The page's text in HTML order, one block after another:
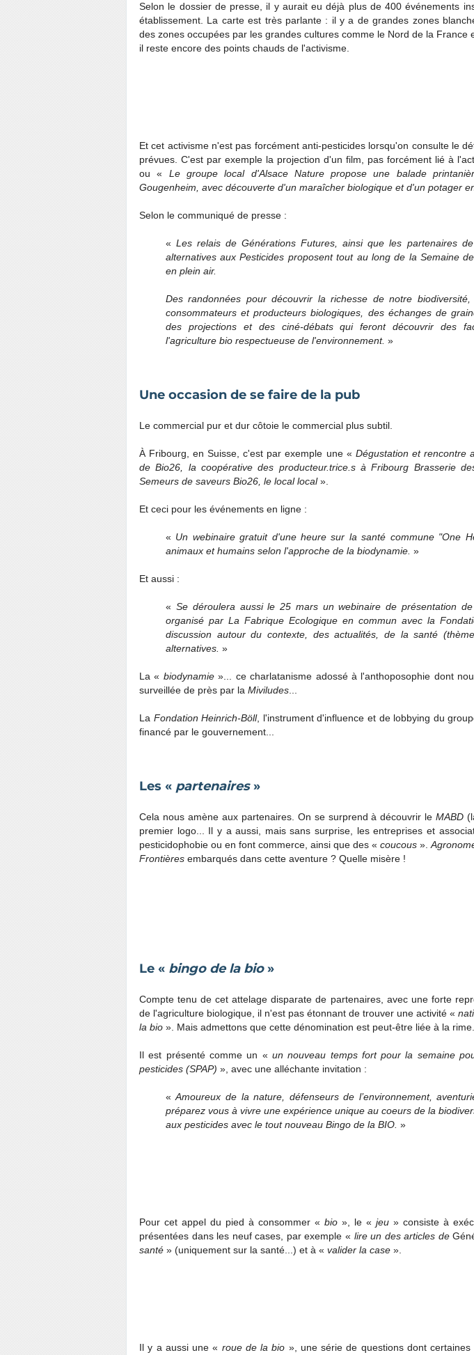
Selon le dossier de presse, il y aurait eu déjà plus de 400 événements
établissement. La carte est très parlante : il y a de grandes zones
des zones occupées par les grandes cultures comme le Nord de la France
il reste encore des points chauds de l'activisme.
Et cet activisme n'est pas forcément anti-pesticides lorsqu'on consulte le
prévues. C'est par exemple la projection d'un film, pas forcément lié à
ou « Le groupe local d'Alsace Nature propose une balade
Gougenheim, avec découverte d'un maraîcher biologique et d'un potager
Selon le communiqué de presse :
« Les relais de Générations Futures, ainsi que les partenaires
alternatives aux Pesticides proposent tout au long de la Semaine
en plein air.
Des randonnées pour découvrir la richesse de notre
consommateurs et producteurs biologiques, des échanges de
des projections et des ciné-débats qui feront découvrir des
l'agriculture bio respectueuse de l'environnement. »
Une occasion de se faire de la pub
Le commercial pur et dur côtoie le commercial plus subtil.
À Fribourg, en Suisse, c'est par exemple une « Dégustation et rencontre
de Bio26, la coopérative des producteur.trice.s à Fribourg Brasserie
Semeurs de saveurs Bio26, le local local».
Et ceci pour les événements en ligne :
« Un webinaire gratuit d'une heure sur la santé commune "One
animaux et humains selon l'approche de la biodynamie. »
Et aussi :
« Se déroulera aussi le 25 mars un webinaire de présentation
organisé par La Fabrique Ecologique en commun avec la
discussion autour du contexte, des actualités, de la santé
alternatives.»
La « biodynamie»... ce charlatanisme adossé à l'anthoposophie dont
surveillée de près par la Miviludes...
La Fondation Heinrich-Böll, l'instrument d'influence et de lobbying du
financé par le gouvernement...
Les « partenaires»
Cela nous amène aux partenaires. On se surprend à découvrir leMABD
premier logo... Il y a aussi, mais sans surprise, les entreprises et
pesticidophobie ou en font commerce, ainsi que des « coucous ».
Frontières embarqués dans cette aventure ? Quelle misère !
Le « bingo de la bio»
Compte tenu de cet attelage disparate de partenaires, avec une forte
de l'agriculture biologique, il n'est pas étonnant de trouver une activité «
la bio ». Mais admettons que cette dénomination est peut-être liée à la
Il est présenté comme un « un nouveau temps fort pour la semaine
pesticides (SPAP) », avec une alléchante invitation :
«Amoureux de la nature, défenseurs de l’environnement,
préparez vous à vivre une expérience unique au coeurs de la
aux pesticides avec le tout nouveau Bingo de la BIO. »
Pour cet appel du pied à consommer « bio », le « jeu » consiste à
présentées dans les neuf cases, par exemple « lire un des articles de
santé » (uniquement sur la santé...) et à « valider la case ».
Il y a aussi une « roue de la bio », une série de questions dont